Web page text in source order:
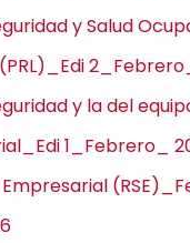
y Salud
2_
y la del
1_Febrero_
Empresarial